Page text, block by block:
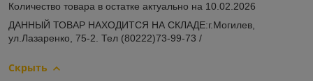
Количество товара в остатке актуально на 10.02.2026
ДАННЫЙ ТОВАР НАХОДИТСЯ НА СКЛАДE:г.Могилев,
ул.Лазаренко, 75-2. Тел (80222)73-99-73 /
Скрыть